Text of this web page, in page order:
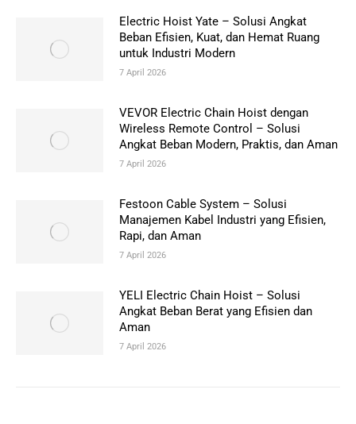
Electric Hoist Yate – Solusi Angkat
Beban Efisien, Kuat, dan Hemat Ruang
untuk Industri Modern
7 April 2026
VEVOR Electric Chain Hoist dengan
Wireless Remote Control – Solusi
Angkat Beban Modern, Praktis, dan Aman
7 April 2026
Festoon Cable System – Solusi
Manajemen Kabel Industri yang Efisien,
Rapi, dan Aman
7 April 2026
YELI Electric Chain Hoist – Solusi
Angkat Beban Berat yang Efisien dan
Aman
7 April 2026